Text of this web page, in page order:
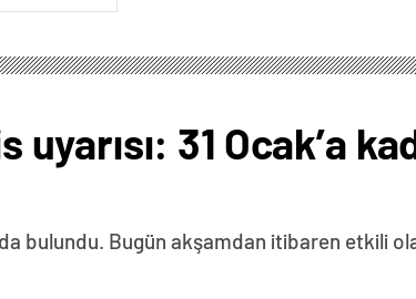
31 Ocak’a
bulundu. Bugün akşamdan itibaren etkili